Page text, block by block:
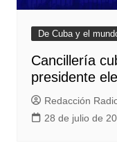
De Cuba y el
Cancillería
presidente
Redacción
28 de julio de